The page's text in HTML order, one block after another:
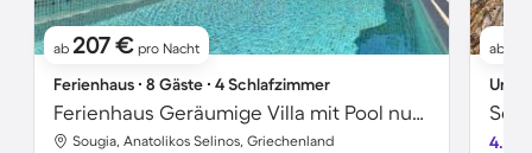
ab 207 € pro Nacht
Ferienhaus ∙ 8 Gäste ∙ 4 Schlafzimmer
Ferienhaus Geräumige Villa mit Pool nur 12km vom Strand entfernt
Sougia, Anatolikos Selinos, Griechenland
ab
4.4